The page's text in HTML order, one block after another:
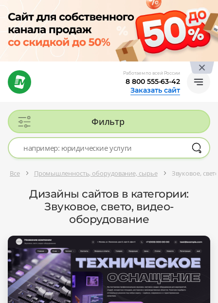
Работаем по всей России
8 800 555-63-42
Заказать сайт
Фильтр
Все Промышленность, оборудование, сырье Звуковое,
Дизайны сайтов в категории:
Звуковое, свето, видео-
оборудование